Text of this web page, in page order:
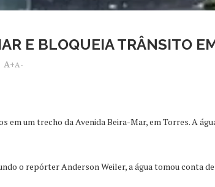
E BLOQUEIA TRÂNSITO
A+A-
um trecho da Avenida Beira-Mar, em Torres. A
o repórter Anderson Weiler, a água tomou conta